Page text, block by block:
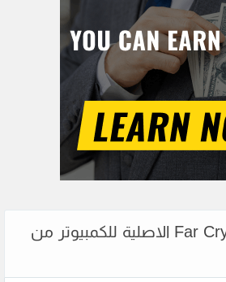
تحميل لعبة Far Cry 2 الاصلية للكمبيوتر من